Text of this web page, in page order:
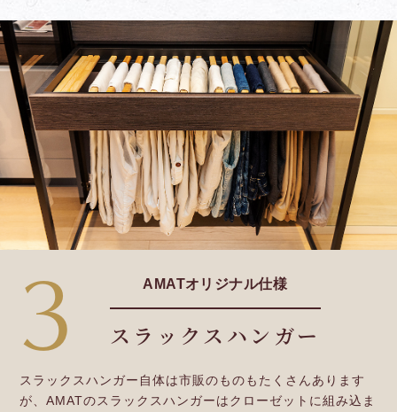
3 AMATオリジナル仕様
スラックスハンガー
スラックスハンガー自体は市販のものもたくさんあります
が、AMATのスラックスハンガーはクローゼットに組み込ま